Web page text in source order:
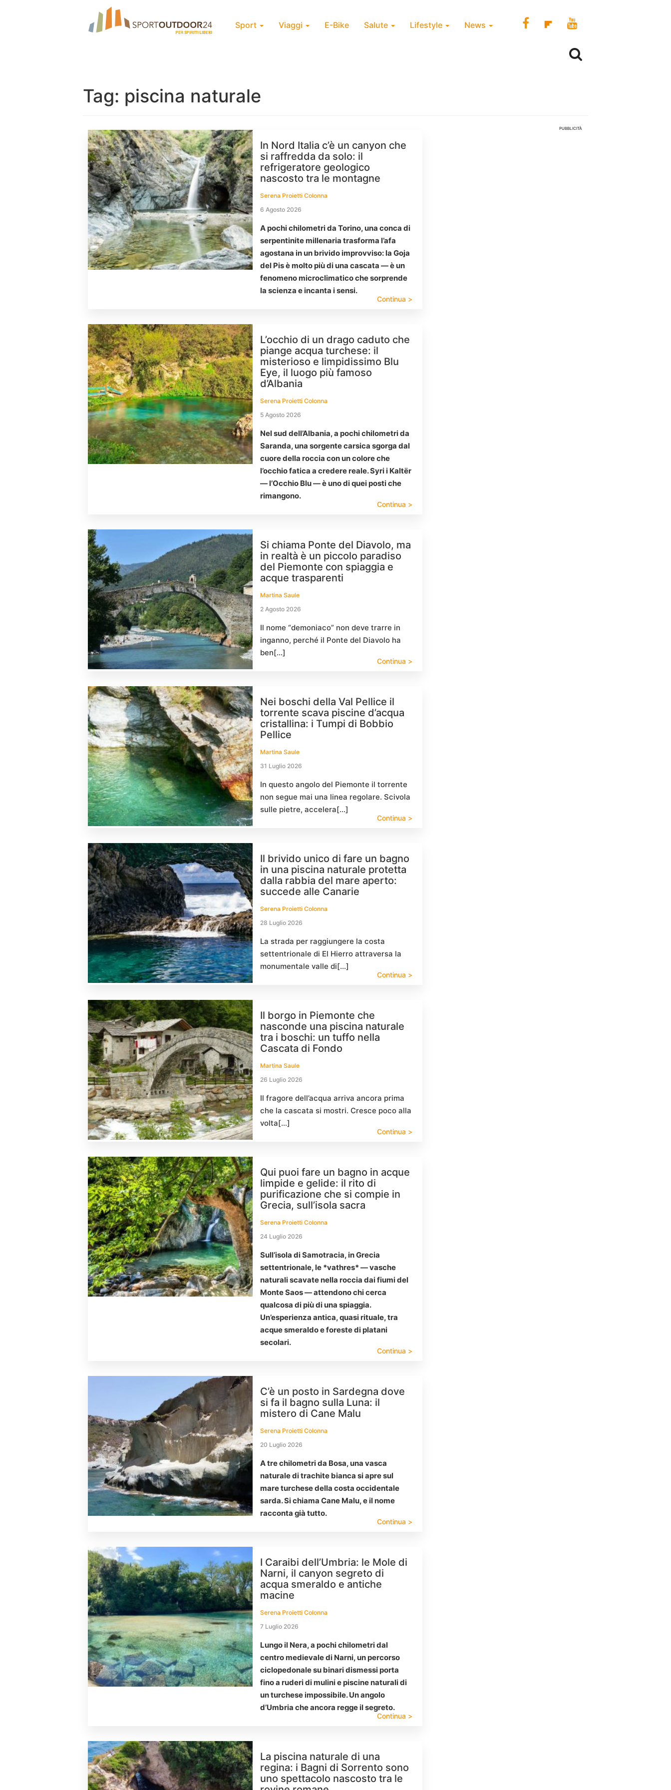
Sport Viaggi E-Bike Salute Lifestyle News
Tag: piscina naturale
In Nord Italia c’è un canyon che
si raffredda da solo: il
refrigeratore geologico
nascosto tra le montagne
Serena Proietti Colonna
6 Agosto 2026
A pochi chilometri da Torino, una conca di
serpentinite millenaria trasforma l’afa
agostana in un brivido improvviso: la Goja
del Pis è molto più di una cascata — è un
fenomeno microclimatico che sorprende
la scienza e incanta i sensi.
Continua >
L’occhio di un drago caduto che
piange acqua turchese: il
misterioso e limpidissimo Blu
Eye, il luogo più famoso
d’Albania
Serena Proietti Colonna
5 Agosto 2026
Nel sud dell’Albania, a pochi chilometri da
Saranda, una sorgente carsica sgorga dal
cuore della roccia con un colore che
l’occhio fatica a credere reale. Syri i Kaltër
— l’Occhio Blu — è uno di quei posti che
rimangono.
Continua >
Si chiama Ponte del Diavolo, ma
in realtà è un piccolo paradiso
del Piemonte con spiaggia e
acque trasparenti
Martina Saule
2 Agosto 2026
Il nome “demoniaco” non deve trarre in
inganno, perché il Ponte del Diavolo ha
ben[…]
Continua >
Nei boschi della Val Pellice il
torrente scava piscine d’acqua
cristallina: i Tumpi di Bobbio
Pellice
Martina Saule
31 Luglio 2026
In questo angolo del Piemonte il torrente
non segue mai una linea regolare. Scivola
sulle pietre, accelera[…]
Continua >
Il brivido unico di fare un bagno
in una piscina naturale protetta
dalla rabbia del mare aperto:
succede alle Canarie
Serena Proietti Colonna
28 Luglio 2026
La strada per raggiungere la costa
settentrionale di El Hierro attraversa la
monumentale valle di[…]
Continua >
Il borgo in Piemonte che
nasconde una piscina naturale
tra i boschi: un tuffo nella
Cascata di Fondo
Martina Saule
26 Luglio 2026
Il fragore dell’acqua arriva ancora prima
che la cascata si mostri. Cresce poco alla
volta[…]
Continua >
Qui puoi fare un bagno in acque
limpide e gelide: il rito di
purificazione che si compie in
Grecia, sull’isola sacra
Serena Proietti Colonna
24 Luglio 2026
Sull’isola di Samotracia, in Grecia
settentrionale, le *vathres* — vasche
naturali scavate nella roccia dai fiumi del
Monte Saos — attendono chi cerca
qualcosa di più di una spiaggia.
Un’esperienza antica, quasi rituale, tra
acque smeraldo e foreste di platani
secolari.
Continua >
C’è un posto in Sardegna dove
si fa il bagno sulla Luna: il
mistero di Cane Malu
Serena Proietti Colonna
20 Luglio 2026
A tre chilometri da Bosa, una vasca
naturale di trachite bianca si apre sul
mare turchese della costa occidentale
sarda. Si chiama Cane Malu, e il nome
racconta già tutto.
Continua >
I Caraibi dell’Umbria: le Mole di
Narni, il canyon segreto di
acqua smeraldo e antiche
macine
Serena Proietti Colonna
7 Luglio 2026
Lungo il Nera, a pochi chilometri dal
centro medievale di Narni, un percorso
ciclopedonale su binari dismessi porta
fino a ruderi di mulini e piscine naturali di
un turchese impossibile. Un angolo
d’Umbria che ancora regge il segreto.
Continua >
La piscina naturale di una
regina: i Bagni di Sorrento sono
uno spettacolo nascosto tra le
PUBBLICITÀ